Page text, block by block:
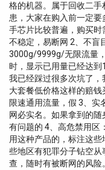
格的机器。属于回收二
患，大家在购入前一定
手芯片比较普遍，购买
不稳定，易断网 2、不盲
3000g/9999g/无限流量
时，显示已用量已经达
我已经踩过很多次坑了，
大套餐低价格这样的赔
限速通用流量，假 3、实
网必实名。如果拿到的
有问题的 4、高危禁用区
用这种产品的，标注这
些地区有犯罪分子钻空
查，随时有被断网的风